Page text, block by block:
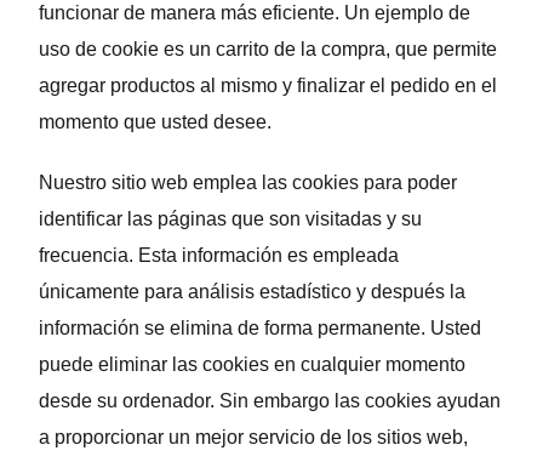
funcionar de manera más eficiente. Un ejemplo de
uso de cookie es un carrito de la compra, que permite
agregar productos al mismo y finalizar el pedido en el
momento que usted desee.
Nuestro sitio web emplea las cookies para poder
identificar las páginas que son visitadas y su
frecuencia. Esta información es empleada
únicamente para análisis estadístico y después la
información se elimina de forma permanente. Usted
puede eliminar las cookies en cualquier momento
desde su ordenador. Sin embargo las cookies ayudan
a proporcionar un mejor servicio de los sitios web,